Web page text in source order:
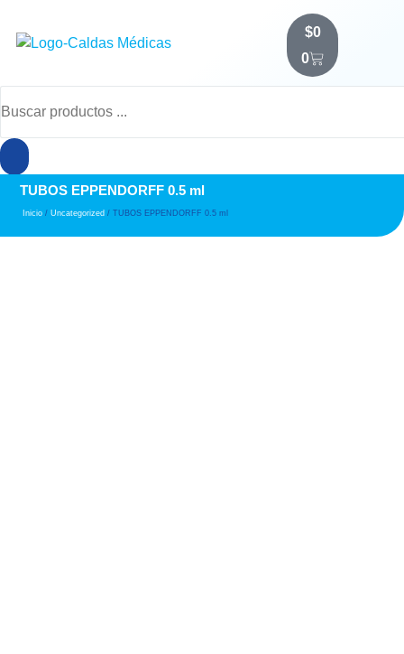
$0
0
TUBOS EPPENDORFF 0.5 ml
Inicio / Uncategorized / TUBOS EPPENDORFF 0.5 ml